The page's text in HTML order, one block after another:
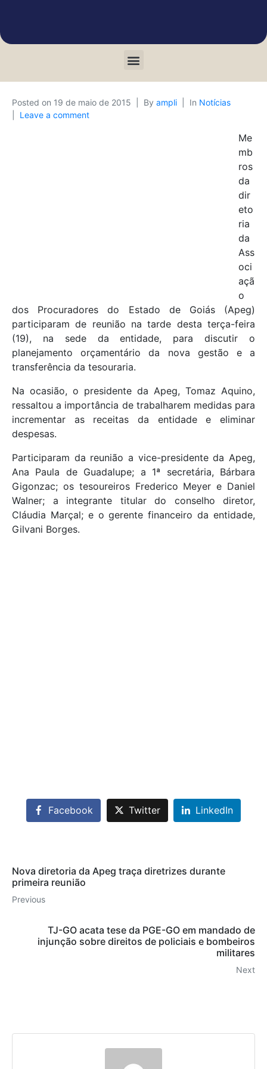
Posted on 19 de maio de 2015 By ampli In Notícias
Leave a comment
Me
mb
ros
da
dir
eto
ria
da
Ass
oci
açã
o
dos Procuradores do Estado de Goiás (Apeg)
participaram de reunião na tarde desta terça-feira
(19), na sede da entidade, para discutir o
planejamento orçamentário da nova gestão e a
transferência da tesouraria.
Na ocasião, o presidente da Apeg, Tomaz Aquino,
ressaltou a importância de trabalharem medidas para
incrementar as receitas da entidade e eliminar
despesas.
Participaram da reunião a vice-presidente da Apeg,
Ana Paula de Guadalupe; a 1ª secretária, Bárbara
Gigonzac; os tesoureiros Frederico Meyer e Daniel
Walner; a integrante titular do conselho diretor,
Cláudia Marçal; e o gerente financeiro da entidade,
Gilvani Borges.
Facebook Twitter LinkedIn
Nova diretoria da Apeg traça diretrizes durante
primeira reunião
Previous
TJ-GO acata tese da PGE-GO em mandado de
injunção sobre direitos de policiais e bombeiros
militares
Next